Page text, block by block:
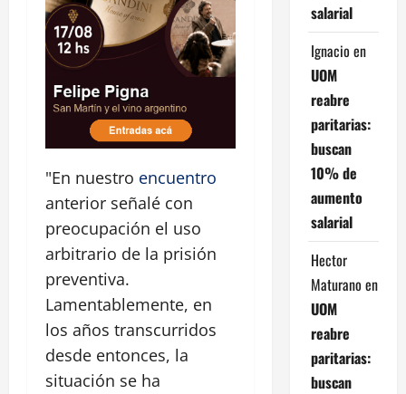
"En nuestro encuentro
anterior señalé con
preocupación el uso
arbitrario de la prisión
preventiva.
Lamentablemente, en
los años transcurridos
desde entonces, la
situación se ha
salarial
Ignacio en
UOM
reabre
paritarias:
buscan
10% de
aumento
salarial
Hector
Maturano en
UOM
reabre
paritarias:
buscan